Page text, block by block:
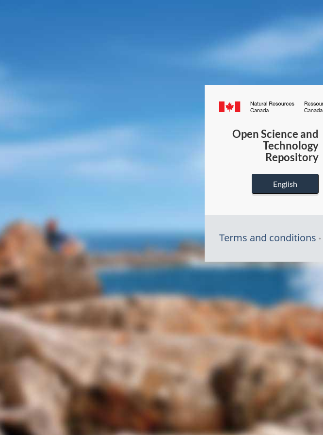
Canada.ca
Open Science and
Technology
Repository
English
Terms and conditions